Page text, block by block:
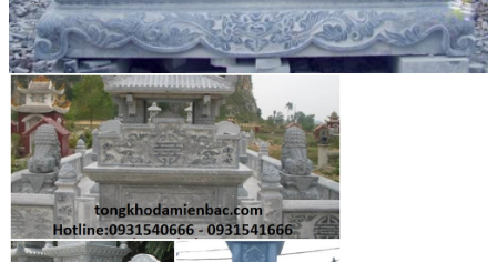
Đá Bàn Bếp Cao Cấp
Đá Ốp Bếp Tự Nhiên
Các Loại Đá Khác
Kính Màu Ốp Bếp
Mặt Hàng nhập khẩu Container
Vách Tivi ỐP Đá Cao Cấp
Đá Mosaic